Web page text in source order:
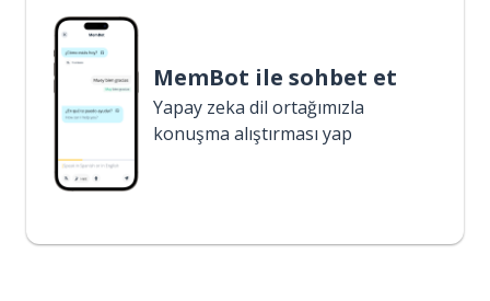
MemBot ile sohbet et
Yapay zeka dil ortağımızla
konuşma alıştırması yap